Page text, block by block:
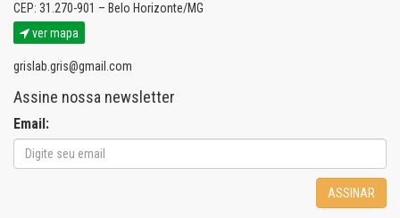
CEP: 31.270-901 – Belo Horizonte/MG
ver mapa
grislab.gris@gmail.com
Assine nossa newsletter
Email:
ASSINAR